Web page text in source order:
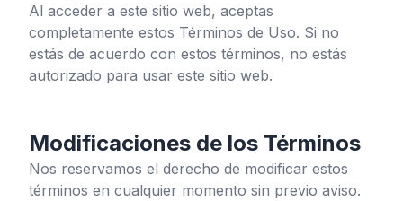
Al acceder a este sitio web, aceptas
completamente estos Términos de Uso. Si no
estás de acuerdo con estos términos, no estás
autorizado para usar este sitio web.
Modificaciones de los Términos
Nos reservamos el derecho de modificar estos
términos en cualquier momento sin previo aviso.